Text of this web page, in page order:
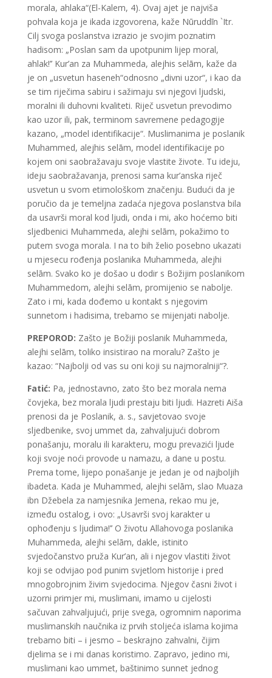
morala, ahlaka“(El-Kalem, 4). Ovaj ajet je najviša
pohvala koja je ikada izgovorena, kaže Nūruddīn `Itr.
Cilj svoga poslanstva izrazio je svojim poznatim
hadisom: „Poslan sam da upotpunim lijep moral,
ahlak!’’ Kur’an za Muhammeda, alejhis selām, kaže da
je on „usvetun haseneh“odnosno „divni uzor“, i kao da
se tim riječima sabiru i sažimaju svi njegovi ljudski,
moralni ili duhovni kvaliteti. Riječ usvetun prevodimo
kao uzor ili, pak, terminom savremene pedagogije
kazano, „model identifikacije“. Muslimanima je poslanik
Muhammed, alejhis selām, model identifikacije po
kojem oni saobražavaju svoje vlastite živote. Tu ideju,
ideju saobražavanja, prenosi sama kur’anska riječ
usvetun u svom etimološkom značenju. Budući da je
poručio da je temeljna zadaća njegova poslanstva bila
da usavrši moral kod ljudi, onda i mi, ako hoćemo biti
sljedbenici Muhammeda, alejhi selām, pokažimo to
putem svoga morala. I na to bih želio posebno ukazati
u mjesecu rođenja poslanika Muhammeda, alejhi
selām. Svako ko je došao u dodir s Božijim poslanikom
Muhammedom, alejhi selām, promijenio se nabolje.
Zato i mi, kada dođemo u kontakt s njegovim
sunnetom i hadisima, trebamo se mijenjati nabolje.
PREPOROD: Zašto je Božiji poslanik Muhammeda,
alejhi selām, toliko insistirao na moralu? Zašto je
kazao: “Najbolji od vas su oni koji su najmoralniji“?.
Fatić: Pa, jednostavno, zato što bez morala nema
čovjeka, bez morala ljudi prestaju biti ljudi. Hazreti Aiša
prenosi da je Poslanik, a. s., savjetovao svoje
sljedbenike, svoj ummet da, zahvaljujući dobrom
ponašanju, moralu ili karakteru, mogu prevazići ljude
koji svoje noći provode u namazu, a dane u postu.
Prema tome, lijepo ponašanje je jedan je od najboljih
ibadeta. Kada je Muhammed, alejhi selām, slao Muaza
ibn Džebela za namjesnika Jemena, rekao mu je,
između ostalog, i ovo: „Usavrši svoj karakter u
ophođenju s ljudima!’’ O životu Allahovoga poslanika
Muhammeda, alejhi selām, dakle, istinito
svjedočanstvo pruža Kur’an, ali i njegov vlastiti život
koji se odvijao pod punim svjetlom historije i pred
mnogobrojnim živim svjedocima. Njegov časni život i
uzorni primjer mi, muslimani, imamo u cijelosti
sačuvan zahvaljujući, prije svega, ogromnim naporima
muslimanskih naučnika iz prvih stoljeća islama kojima
trebamo biti – i jesmo – beskrajno zahvalni, čijim
djelima se i mi danas koristimo. Zapravo, jedino mi,
muslimani kao ummet, baštinimo sunnet jednog